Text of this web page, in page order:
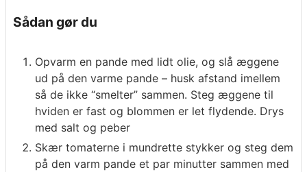
Sådan gør du
Opvarm en pande med lidt olie, og slå æggene
ud på den varme pande – husk afstand imellem
så de ikke “smelter” sammen. Steg æggene til
hviden er fast og blommen er let flydende. Drys
med salt og peber
Skær tomaterne i mundrette stykker og steg dem
på den varm pande et par minutter sammen med